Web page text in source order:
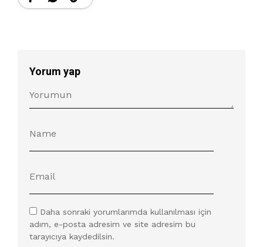
Yorum yap
Daha sonraki yorumlarımda kullanılması için
adım, e-posta adresim ve site adresim bu
tarayıcıya kaydedilsin.